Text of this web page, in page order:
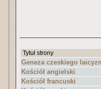
Tytuł strony
Geneza czeskiego
Kościół angielski
Kościół francuski